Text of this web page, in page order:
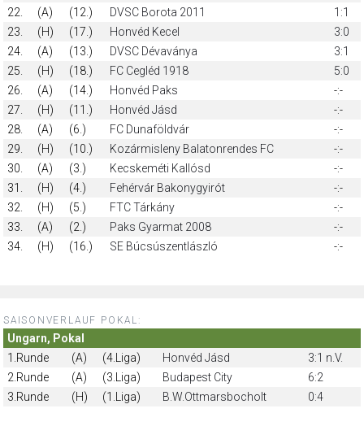
22.
(A) (12.) DVSC Borota 2011
1:1
23.
(H) (17.) Honvéd Kecel
3:0
24.
(A) (13.) DVSC Dévaványa
3:1
25.
(H) (18.) FC Cegléd 1918
5:0
26.
(A) (14.) Honvéd Paks
-:-
27.
(H) (11.) Honvéd Jásd
-:-
28.
(A) (6.) FC Dunaföldvár
-:-
29.
(H) (10.) Kozármisleny Balatonrendes FC
-:-
30.
(A) (3.) Kecskeméti Kallósd
-:-
31.
(H) (4.) Fehérvár Bakonygyirót
-:-
32.
(H) (5.) FTC Tárkány
-:-
33.
(A) (2.) Paks Gyarmat 2008
-:-
34.
(H) (16.) SE Búcsúszentlászló -:-
SAISONVERLAUF POKAL:
Ungarn, Pokal
1.Runde
(A) (4.Liga) Honvéd Jásd
3:1 n.V.
2.Runde
(A) (3.Liga) Budapest City
6:2
3.Runde
(H) (1.Liga) B.W.Ottmarsbocholt 0:4